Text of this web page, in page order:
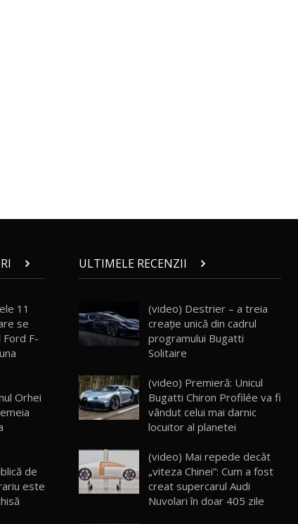
24
Confortabil Van Electric Testat în Moldova
Land Rover Defender OCTA Edition One:
Cel mai Exclusiv și Puternic Defender
26
Porsche 911 Spirit 70 / Test Drive
AutoBlog.MD
10:57
Test Drive: Noile modele FENDT! Cum e să
conduci un tractor?!
22:49
Noul Geely Monjaro 2025! Mai ieftin și mai
23:05
ZEEKR 9X - PRIMUL TEST DRIVE ÎN ROMÂNĂ!
CUM SE CONDUCE?
11
se
F-
Orhei
de
este
ULTIMELE RECENZII
(video) Destrier – a treia
creație unică din cadrul
programului Bugatti
Solitaire
(video) Premieră: Unicul
Bugatti Chiron Profilée va fi
vândut celui mai darnic
locuitor al planetei
(video) Mai repede decât
„viteza Chinei”: Cum a fost
creat supercarul Audi
Nuvolari în doar 405 zile